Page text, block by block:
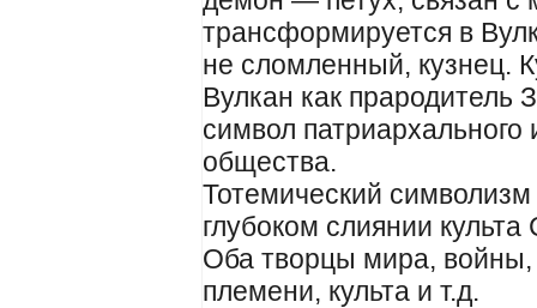
трансформируется в
не сломленный, кузнец.
Вулкан как прародитель
символ патриархального
общества.
Тотемический
глубоком слиянии
Оба творцы мира,
племени, культа и т.д.